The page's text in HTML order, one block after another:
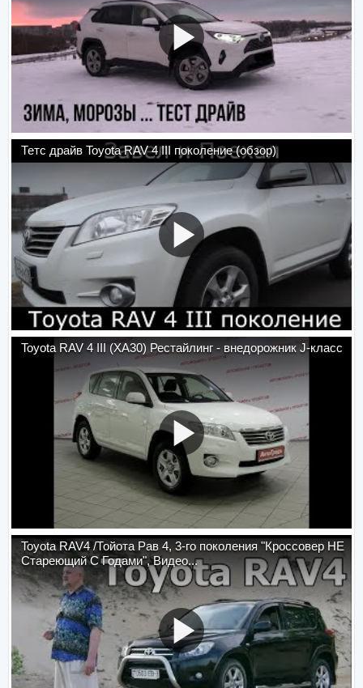
Тетс драйв Toyota RAV 4 III поколение (обзор)
Toyota RAV 4 III (XA30) Рестайлинг - внедорожник J-класс
Toyota RAV4 /Тойота Рав 4, 3-го поколения "Кроссовер НЕ
Стареющий С Годами", Видео...